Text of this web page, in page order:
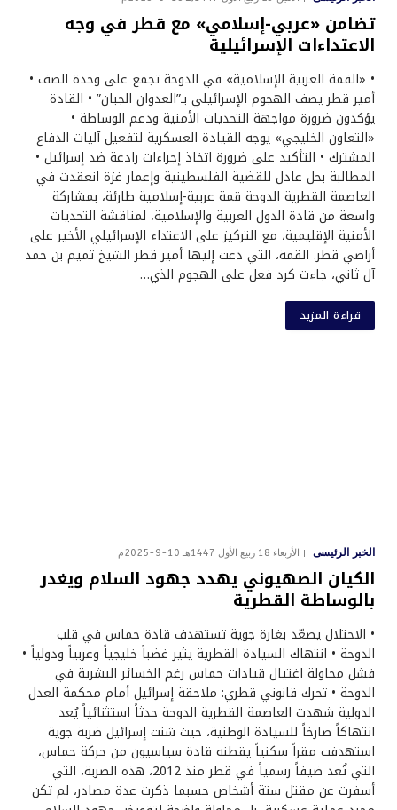
تضامن «عربي-إسلامي» مع قطر في وجه
الاعتداءات الإسرائيلية
• «القمة العربية الإسلامية» في الدوحة تجمع على وحدة الصف •
أمير قطر يصف الهجوم الإسرائيلي بـ”العدوان الجبان” • القادة
يؤكدون ضرورة مواجهة التحديات الأمنية ودعم الوساطة •
«التعاون الخليجي» يوجه القيادة العسكرية لتفعيل آليات الدفاع
المشترك • التأكيد على ضرورة اتخاذ إجراءات رادعة ضد إسرائيل •
المطالبة بحل عادل للقضية الفلسطينية وإعمار غزة انعقدت في
العاصمة القطرية الدوحة قمة عربية-إسلامية طارئة، بمشاركة
واسعة من قادة الدول العربية والإسلامية، لمناقشة التحديات
الأمنية الإقليمية، مع التركيز على الاعتداء الإسرائيلي الأخير على
أراضي قطر. القمة، التي دعت إليها أمير قطر الشيخ تميم بن حمد
آل ثاني، جاءت كرد فعل على الهجوم الذي…
قراءة المزيد
الخبر الرئيسى الأربعاء 18 ربيع الأول 1447هـ 10-9-2025م
الكيان الصهيوني يهدد جهود السلام ويغدر
بالوساطة القطرية
• الاحتلال يصعّد بغارة جوية تستهدف قادة حماس في قلب
الدوحة • انتهاك السيادة القطرية يثير غضباً خليجياً وعربياً ودولياً •
فشل محاولة اغتيال قيادات حماس رغم الخسائر البشرية في
الدوحة • تحرك قانوني قطري: ملاحقة إسرائيل أمام محكمة العدل
الدولية شهدت العاصمة القطرية الدوحة حدثاً استثنائياً يُعد
انتهاكاً صارخاً للسيادة الوطنية، حيث شنت إسرائيل ضربة جوية
استهدفت مقراً سكنياً يقطنه قادة سياسيون من حركة حماس،
التي تُعد ضيفاً رسمياً في قطر منذ 2012، هذه الضربة، التي
أسفرت عن مقتل ستة أشخاص حسبما ذكرت عدة مصادر، لم تكن